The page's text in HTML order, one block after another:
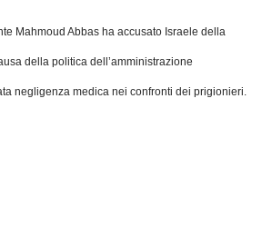
Mahmoud Abbas ha accusato Israele della
della politica dell’amministrazione
negligenza medica nei confronti dei prigionieri.